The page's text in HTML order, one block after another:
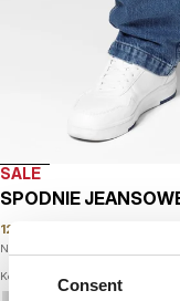
Consent
SALE
SPODNIE
129
Najniższa cena w okresie
Kolor: navy